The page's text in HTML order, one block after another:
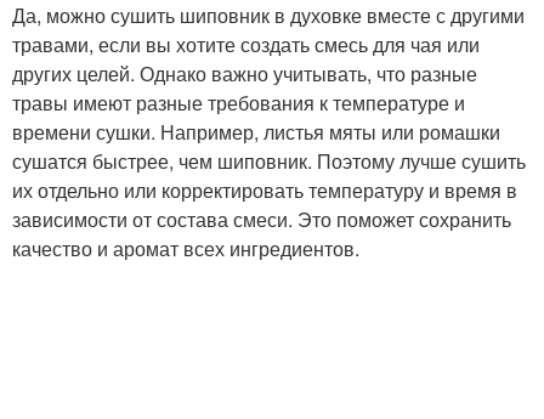
Да, можно сушить шиповник в духовке вместе с другими
травами, если вы хотите создать смесь для чая или
других целей. Однако важно учитывать, что разные
травы имеют разные требования к температуре и
времени сушки. Например, листья мяты или ромашки
сушатся быстрее, чем шиповник. Поэтому лучше сушить
их отдельно или корректировать температуру и время в
зависимости от состава смеси. Это поможет сохранить
качество и аромат всех ингредиентов.